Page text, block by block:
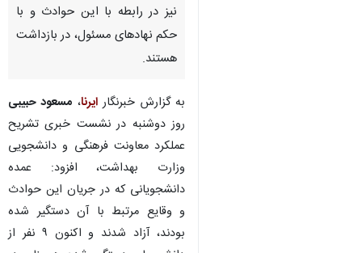
نیز در رابطه با این حوادث و با
حکم نهادهای مسئول، در بازداشت
هستند.
به گزارش خبرنگارایرنا، مسعود حبیبی
روز دوشنبه در نشست خبری تشریح
عملکرد معاونت فرهنگی و دانشجویی
وزارت بهداشت، افزود: عمده
دانشجویانی که در جریان این حوادث
و وقایع مرتبط با آن دستگیر شده
بودند، آزاد شدند و اکنون ۹ نفر از